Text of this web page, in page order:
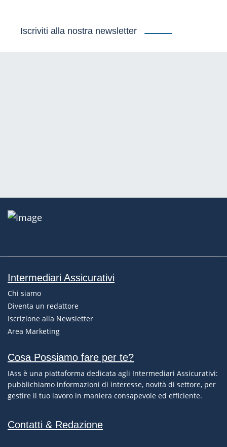
Iscriviti alla nostra newsletter
Intermediari Assicurativi
Chi siamo
Diventa un redattore
Iscrizione alla Newsletter
Area Marketing
Cosa Possiamo fare per te?
IAss è una piattaforma dedicata agli Intermediari Assicurativi:
pubblichiamo informazioni di interesse, novità di settore, per
gestire il tuo lavoro in maniera consapevole ed efficiente.
Contatti & Redazione